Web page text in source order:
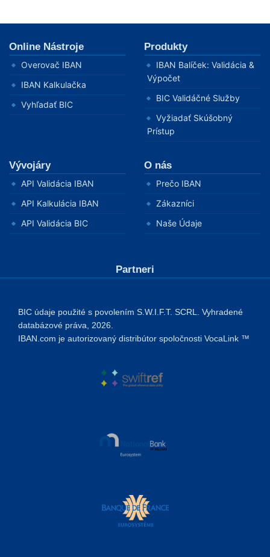
Online Nástroje
Overovač IBAN
IBAN Kalkulačka
Vyhľadať BIC
Produkty
IBAN Balíček: Validácia &
Výpočet
BIC Validáčné Služby
Vyžiadať Skúšobný
Prístup
Vývojáry
API Validácia IBAN
API Kalkulácia IBAN
API Validácia BIC
O nás
Prečo IBAN
Zákazníci
Naše Údaje
Partneri
BIC údaje použité s povolením S.W.I.F.T. SCRL. Vyhradené
databázové práva, 2026.
IBAN.com je autorizovaný distribútor spoločnosti VocaLink ™